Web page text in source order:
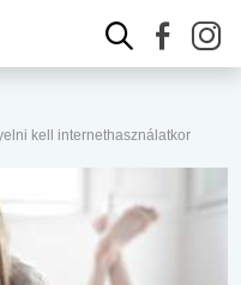
kell internethasználatkor